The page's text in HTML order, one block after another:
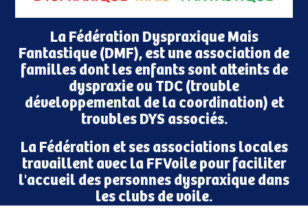
La Fédération Dyspraxique Mais
Fantastique (DMF), est une association de
familles dont les enfants sont atteints de
dyspraxie ou TDC (trouble
développemental de la coordination) et
troubles DYS associés.
La Fédération et ses associations locales
travaillent avec la FFVoile pour faciliter
l'accueil des personnes dyspraxique dans
les clubs de voile.